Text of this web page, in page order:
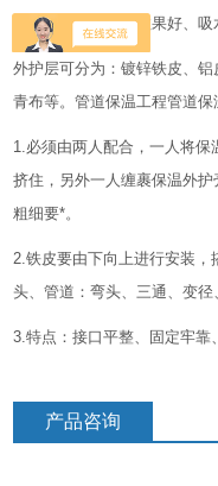
温材料，具有保冷效果好、吸
外护层可分为：镀锌铁皮、
青布等。管道保温工程管道保
1.必须由两人配合，一人将保
挤住，另外一人缠裹保温外
粗细要*。
2.铁皮要由下向上进行安装
头、管道：弯头、三通、变径
3.特点：接口平整、固定牢靠
产品咨询